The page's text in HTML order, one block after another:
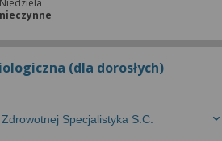
Niedziela
nieczynne
(dla dorosłych)
Specjalistyka S.C.